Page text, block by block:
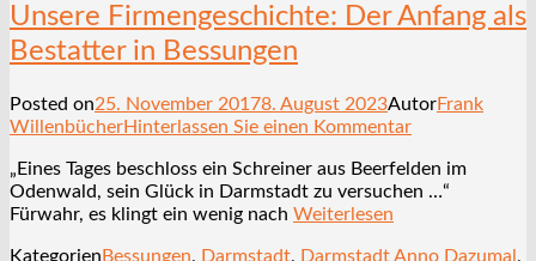
Unsere Firmengeschichte: Der Anfang als
Bestatter in Bessungen
Posted on25. November 20178. August 2023AutorFrank
WillenbücherHinterlassen Sie einen Kommentar
„Eines Tages beschloss ein Schreiner aus Beerfelden im
Odenwald, sein Glück in Darmstadt zu versuchen …“
Fürwahr, es klingt ein wenig nach Weiterlesen
Kategorien Bessungen, Darmstadt, Darmstadt Anno Dazumal ,